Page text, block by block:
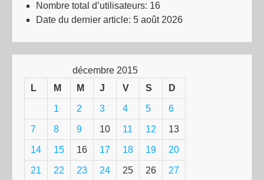
Nombre total d’utilisateurs: 16
Date du dernier article: 5 août 2026
décembre 2015
L
M M J V S D
1 2 3 4 5 6
7 8 9 10 11 12 13
14 15 16 17 18 19 20
21 22 23 24 25 26 27